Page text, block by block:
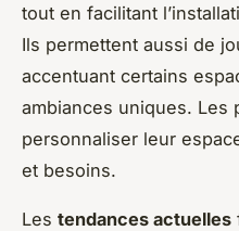
tout en facilitant
Ils permettent aussi de
accentuant certains
ambiances uniques. Les
personnaliser leur
et besoins.
Les tendances actuelles